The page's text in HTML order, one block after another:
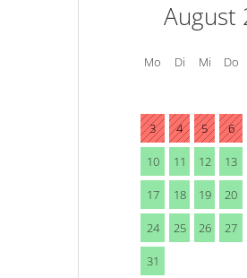
August
Mo Di Mi Do
3 4 5 6
10 11 12 13
17 18 19 20
24 25 26 27
31